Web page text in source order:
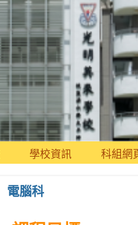
學校資訊 科組網
電腦科